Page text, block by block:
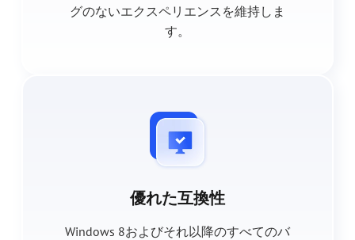
グのないエクスペリエンスを維持しま
す。
優れた互換性
Windows 8およびそれ以降のすべてのバ